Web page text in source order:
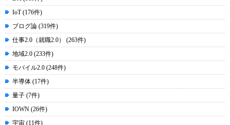
IoT (176件)
ブログ論 (319件)
仕事2.0（就職2.0） (263件)
地域2.0 (233件)
モバイル2.0 (248件)
半導体 (17件)
量子 (7件)
IOWN (26件)
宇宙 (11件)